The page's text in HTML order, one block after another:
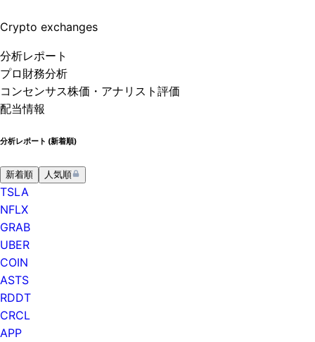
Crypto exchanges
分析レポート
プロ 財務分析
コンセンサス株価 ・アナリスト評価
配当情報
分析レポート (新着順)
新着順 人気順
TSLA
NFLX
GRAB
UBER
COIN
ASTS
RDDT
CRCL
APP